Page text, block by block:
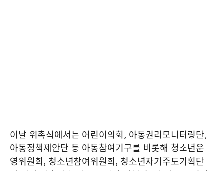
이날 위촉식에서는 어린이의회, 아동권리모니터링단,
아동정책제안단 등 아동참여기구를 비롯해 청소년운
영위원회, 청소년참여위원회, 청소년자기주도기획단